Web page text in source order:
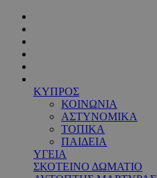
ΚΥΠΡΟΣ
ΚΟΙΝΩΝΙΑ
ΑΣΤΥΝΟΜΙΚΑ
ΤΟΠΙΚΑ
ΠΑΙΔΕΙΑ
ΥΓΕΙΑ
ΣΚΟΤΕΙΝΟ ΔΩΜΑΤΙΟ